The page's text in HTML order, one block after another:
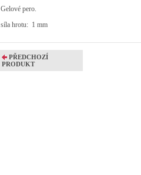
Gelové pero.
síla hrotu: 1 mm
PŘEDCHOZÍ
PRODUKT